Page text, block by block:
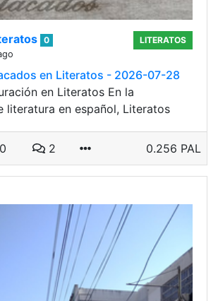
0
LITERATOS
en Literatos - 2026-07-28
en Literatos En la
literatura en español, Literatos
0 2 0.256 PAL